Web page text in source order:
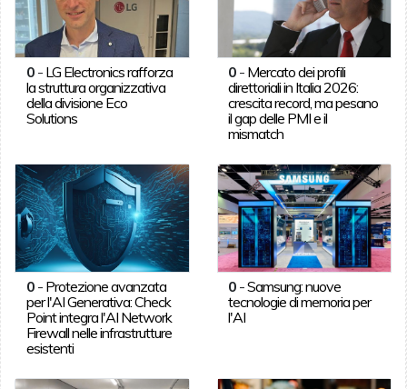
0- LG Electronics rafforza
la struttura organizzativa
della divisione Eco
Solutions
0 - Mercato dei profili
direttoriali in Italia 2026:
crescita record, ma pesano
il gap delle PMI e il
mismatch
0- Protezione avanzata
per l'AI Generativa: Check
Point integra l'AI Network
Firewall nelle infrastrutture
esistenti
0 -Samsung: nuove
tecnologie di memoria per
l'AI